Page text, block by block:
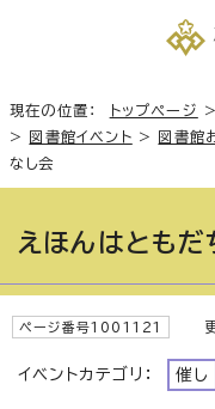
現在の位置： トップページ
> 図書館イベント > 図書館
なし会
えほんはとも
ページ番号1001121 更
イベントカテゴリ： 催し